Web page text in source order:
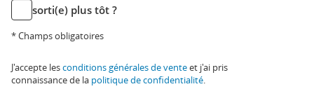
sorti(e) plus tôt ?
* Champs obligatoires
J'accepte lesconditions générales de venteet j'ai pris
connaissance de la politique de confidentialité.